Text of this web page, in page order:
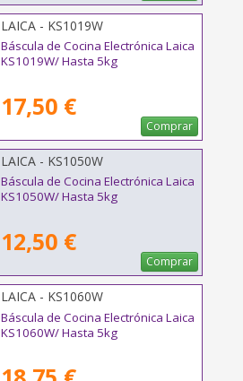
LAICA - KS1019W
Báscula de Cocina Electrónica Laica
KS1019W/ Hasta 5kg
17,50 €
Comprar
LAICA - KS1050W
Báscula de Cocina Electrónica Laica
KS1050W/ Hasta 5kg
12,50 €
Comprar
LAICA - KS1060W
Báscula de Cocina Electrónica Laica
KS1060W/ Hasta 5kg